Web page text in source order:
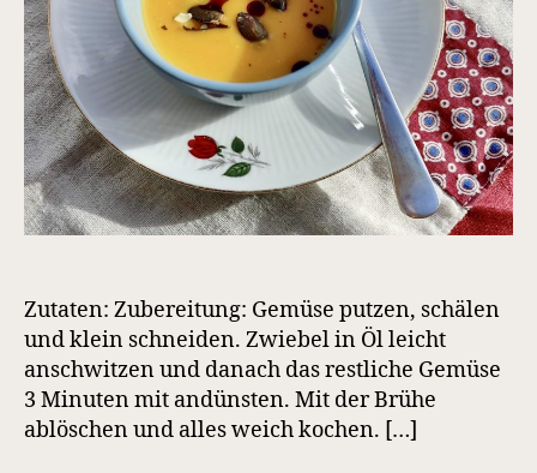
Zutaten: Zubereitung: Gemüse putzen, schälen
und klein schneiden. Zwiebel in Öl leicht
anschwitzen und danach das restliche Gemüse
3 Minuten mit andünsten. Mit der Brühe
ablöschen und alles weich kochen. […]